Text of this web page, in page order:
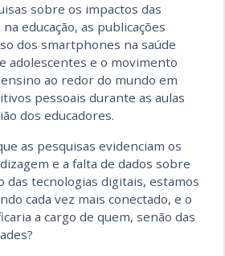
sobre os impactos das
educação, as publicações
dos smartphones na saúde
adolescentes e o movimento
ao redor do mundo em
pessoais durante as aulas
dos educadores.
as pesquisas evidenciam os
e a falta de dados sobre
das tecnologias digitais, estamos
cada vez mais conectado, e o
a cargo de quem, senão das